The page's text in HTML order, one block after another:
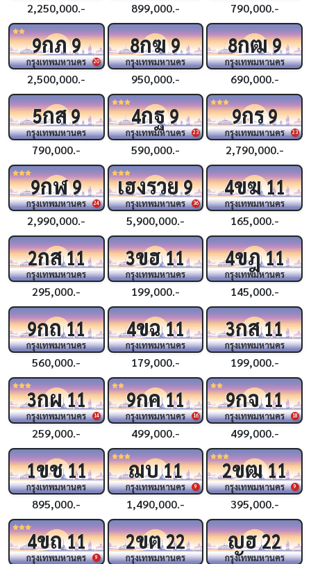
2,250,000.- 899,000.- 790,000.-
20
9กภ9
กรุงเทพมหานคร
2,500,000.-
8กฆ9
กรุงเทพมหานคร
950,000.-
8กฒ9
กรุงเทพมหานคร
690,000.-
5กส9
กรุงเทพมหานคร
790,000.-
23
4กฐ9
กรุงเทพมหานคร
590,000.-
23
9กร9
กรุงเทพมหานคร
2,790,000.-
24
9กฬ9
กรุงเทพมหานคร
2,990,000.-
36
เฮงรวย9
กรุงเทพมหานคร
5,900,000.-
4ขฆ11
กรุงเทพมหานคร
165,000.-
2กส11
กรุงเทพมหานคร
295,000.-
3ขฮ11
กรุงเทพมหานคร
199,000.-
4ขฎ11
กรุงเทพมหานคร
145,000.-
9กถ11
กรุงเทพมหานคร
560,000.-
4ขฉ11
กรุงเทพมหานคร
179,000.-
3กส11
กรุงเทพมหานคร
199,000.-
14
3กผ11
กรุงเทพมหานคร
259,000.-
16
9กค11
กรุงเทพมหานคร
499,000.-
18
9กจ11
กรุงเทพมหานคร
499,000.-
1ขช11
กรุงเทพมหานคร
895,000.-
9
ฌบ11
กรุงเทพมหานคร
1,490,000.-
9
2ขฒ11
กรุงเทพมหานคร
395,000.-
9
4ขถ11
กรุงเทพมหานคร
2ขต22
กรุงเทพมหานคร
ญฮ22
กรุงเทพมหานคร